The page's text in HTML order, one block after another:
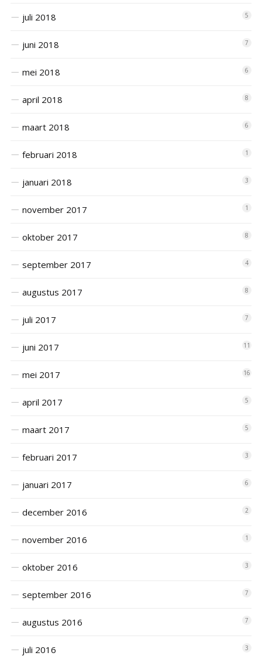
juli 2018 5
juni 2018 7
mei 2018 6
april 2018 8
maart 2018 6
februari 2018 1
januari 2018 3
november 2017 1
oktober 2017 8
september 2017 4
augustus 2017 8
juli 2017 7
juni 2017 11
mei 2017 16
april 2017 5
maart 2017 5
februari 2017 3
januari 2017 6
december 2016 2
november 2016 1
oktober 2016 3
september 2016 7
augustus 2016 7
juli 2016 3